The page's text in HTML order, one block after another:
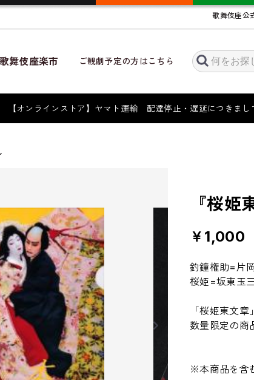
歌舞伎座公
歌舞伎座楽市 ご観劇予定の方はこちら
【オンラインストア】ヤマト運輸 配達停止・遅延につきま
『桜
￥1,000
釣鐘権助=片
桜姫=坂東玉
「桜姫東文
数量限定の商
※本商品を含